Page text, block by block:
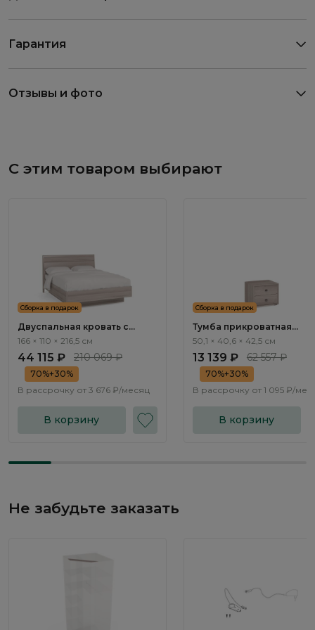
Гарантия
Отзывы и фото
С этим товаром выбирают
Сборка в подарок
Двуспальная кровать с
подъемным механизмом
Альтера / Altera AL1301.3
166 × 110 × 216,5 см
44 115 ₽ 210 069 ₽
70%+30%
В рассрочку от 3 676 ₽/месяц
В корзину
Сборка в подарок
Тумба прикроватная
Альтера / Altera AL2176.1
50,1 × 40,6 × 42,5 см
13 139 ₽ 62 557 ₽
70%+30%
В рассрочку от 1 095 ₽/
В корзину
Не забудьте заказать